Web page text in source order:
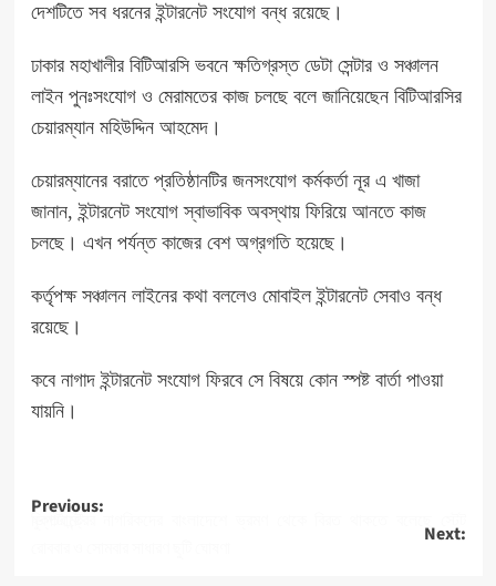
দেশটিতে সব ধরনের ইন্টারনেট সংযোগ বন্ধ রয়েছে।
ঢাকার মহাখালীর বিটিআরসি ভবনে ক্ষতিগ্রস্ত ডেটা সেন্টার ও সঞ্চালন
লাইন পুনঃসংযোগ ও মেরামতের কাজ চলছে বলে জানিয়েছেন বিটিআরসির
চেয়ারম্যান মহিউদ্দিন আহমেদ।
চেয়ারম্যানের বরাতে প্রতিষ্ঠানটির জনসংযোগ কর্মকর্তা নূর এ খাজা
জানান, ইন্টারনেট সংযোগ স্বাভাবিক অবস্থায় ফিরিয়ে আনতে কাজ
চলছে। এখন পর্যন্ত কাজের বেশ অগ্রগতি হয়েছে।
কর্তৃপক্ষ সঞ্চালন লাইনের কথা বললেও মোবাইল ইন্টারনেট সেবাও বন্ধ
রয়েছে।
কবে নাগাদ ইন্টারনেট সংযোগ ফিরবে সে বিষয়ে কোন স্পষ্ট বার্তা পাওয়া
যায়নি।
Post
Previous:
যুক্তরাষ্ট্রের নাগরিকদের বাংলাদেশে ভ্রমণ থেকে বিরত থাকতে বলেছে স্টেট ডিপার্টমেন্ট
Next: